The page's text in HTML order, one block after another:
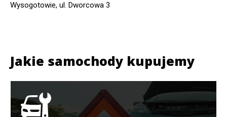
Wysogotowie, ul. Dworcowa 3
Jakie samochody kupujemy